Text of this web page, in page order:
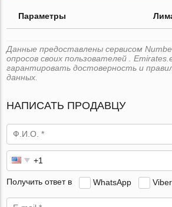
Параметры
Данные предоставлены сервисом
опросов своих пользователей .
гарантировать достоверность и
данных.
НАПИСАТЬ ПРОДАВЦУ
Получить ответ в WhatsApp Viber